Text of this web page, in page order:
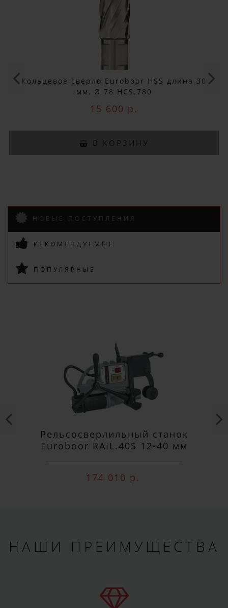
ДОБРО ПОЖАЛОВАТЬ!
Специальные предложения!
Заказ вы можете оплатить любым
и беспроцентную рассрочку!
ПОДПИСАТЬСЯ
Кольцевое сверло Euroboor HSS длина 30
мм, Ø 78 HCS.780
15 600 р.
В КОРЗИНУ
НОВЫЕ ПОСТУПЛЕНИЯ
РЕКОМЕНДУЕМЫЕ
ПОПУЛЯРНЫЕ
Рельсосверлильный станок
Euroboor RAIL.40S 12-40 мм
174 010 р.
НАШИ ПРЕИМУЩЕСТВА